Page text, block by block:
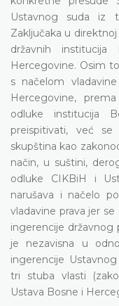
Ustavnog suda iz
Zaključaka u
državnih
Hercegovine. Osim
s načelom
Hercegovine,
odluke institucija
preispitivati, već se
skupština kao
način, u suštini,
odluke CIKBiH i
narušava i načelo
vladavine prava jer
ingerencije državnog
je nezavisna u
ingerencije
tri stuba vlasti
Ustava Bosne i